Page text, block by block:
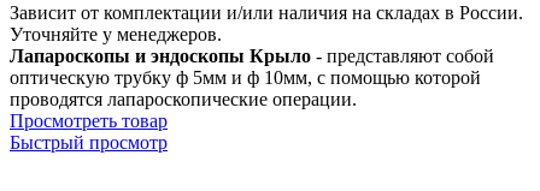
Зависит от комплектации и/или наличия на складах в России.
Уточняйте у менеджеров.
Лапароскопы и эндоскопы Крыло - представляют собой
оптическую трубку ф 5мм и ф 10мм, с помощью которой
проводятся лапароскопические операции.
Просмотреть товар
Быстрый просмотр